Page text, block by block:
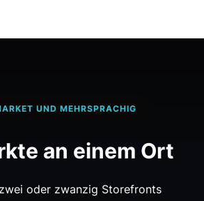
UND MEHRSPRACHIG
an einem Ort
oder zwanzig Storefronts